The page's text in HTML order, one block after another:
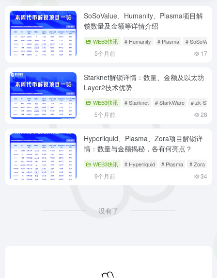
SoSoValue、Humanity、Plasma项目解
锁数量及金额等详情介绍
WEB3快讯 # Humanity # Plasma # SoSoValue
5个月前 17
Starknet解锁详情：数量、金额及以太坊
Layer2技术优势
WEB3快讯 # Starknet # StarkWare # zk-
5个月前 28
Hyperliquid、Plasma、Zora项目解锁详
情：数量与金额揭秘，各有何亮点？
WEB3快讯 # Hyperliquid # Plasma # Zora
9个月前 34
没有了